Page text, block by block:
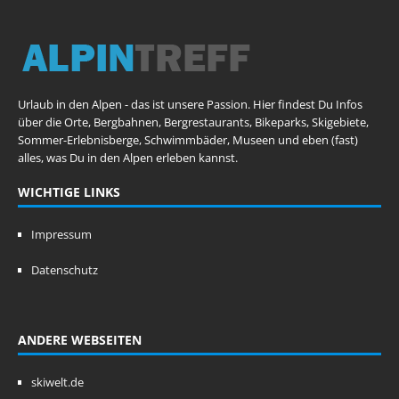
Urlaub in den Alpen - das ist unsere Passion. Hier findest Du Infos
über die Orte, Bergbahnen, Bergrestaurants, Bikeparks, Skigebiete,
Sommer-Erlebnisberge, Schwimmbäder, Museen und eben (fast)
alles, was Du in den Alpen erleben kannst.
WICHTIGE LINKS
Impressum
Datenschutz
ANDERE WEBSEITEN
skiwelt.de